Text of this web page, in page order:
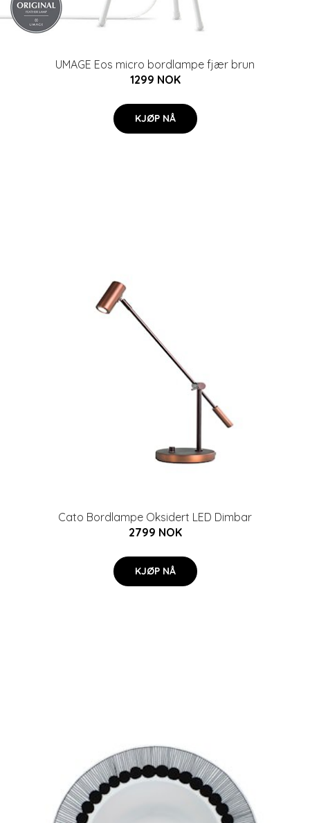
UMAGE Eos micro bordlampe fjær brun
1299 NOK
KJØP NÅ
Cato Bordlampe Oksidert LED Dimbar
2799 NOK
KJØP NÅ